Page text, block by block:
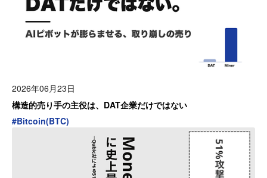
2026年06月23日
構造的売り手の主役は、DAT企業だけではない
#Bitcoin(BTC)